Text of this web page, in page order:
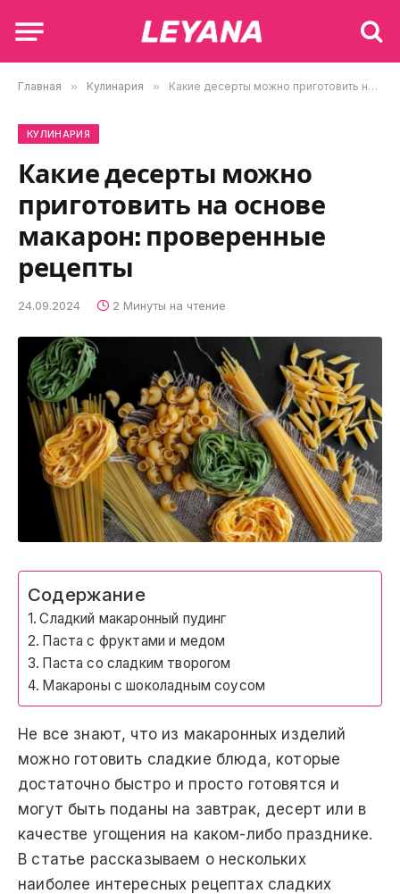
Главная » Кулинария » Какие десерты можно приготовить на основе макарон: проверенные рецепты
КУЛИНАРИЯ
Какие десерты можно
приготовить на основе
макарон: проверенные
рецепты
24.09.2024 2 Минуты на чтение
Содержание
Сладкий макаронный пудинг
Паста с фруктами и медом
Паста со сладким творогом
Макароны с шоколадным соусом
Не все знают, что из макаронных изделий
можно готовить сладкие блюда, которые
достаточно быстро и просто готовятся и
могут быть поданы на завтрак, десерт или в
качестве угощения на каком-либо празднике.
В статье рассказываем о нескольких
наиболее интересных рецептах сладких